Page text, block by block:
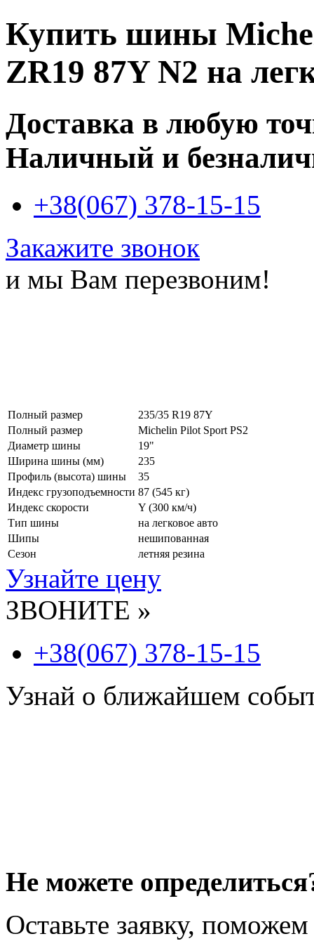
Купить шины
ZR19 87Y N2 на
Доставка в любую
Наличный и
+38(067) 378-15-15
Закажите звонок
и мы Вам перезвоним!
Полный размер
235/35 R19 87Y
Полный размер
Michelin Pilot Sport PS2
Диаметр шины
19"
Ширина шины (мм)
235
Профиль (высота) шины
35
Индекс грузоподъемности 87 (545 кг)
Индекс скорости
Y (300 км/ч)
Тип шины
на легковое авто
Шипы
нешипованная
Сезон
летняя резина
Узнайте цену
ЗВОНИТЕ »
+38(067) 378-15-15
Узнай о ближайшем
Не можете
Оставьте заявку,